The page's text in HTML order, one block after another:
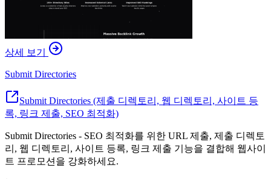
상세 보기
Submit Directories
Submit Directories (제출 디렉토리, 웹 디렉토리, 사이트 등
록, 링크 제출, SEO 최적화)
Submit Directories - SEO 최적화를 위한 URL 제출, 제출 디렉토
리, 웹 디렉토리, 사이트 등록, 링크 제출 기능을 결합해 웹사이
트 프로모션을 강화하세요.